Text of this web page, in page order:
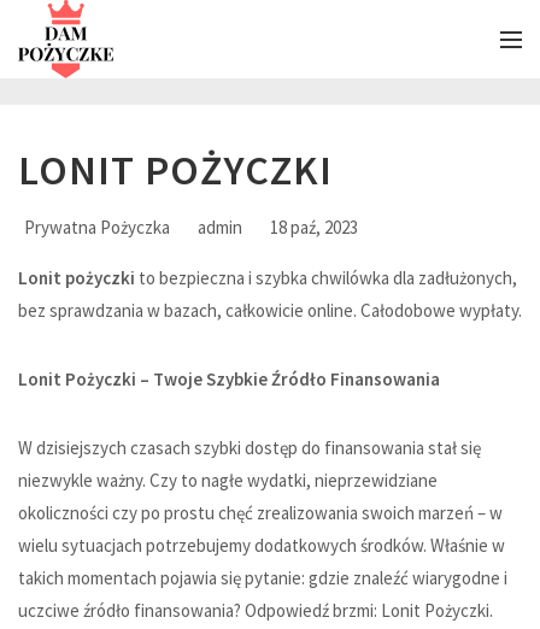
LONIT POŻYCZKI
Prywatna Pożyczka admin 18 paź, 2023
Lonit pożyczki to bezpieczna i szybka chwilówka dla zadłużonych,
bez sprawdzania w bazach, całkowicie online. Całodobowe wypłaty.
Lonit Pożyczki – Twoje Szybkie Źródło Finansowania
W dzisiejszych czasach szybki dostęp do finansowania stał się
niezwykle ważny. Czy to nagłe wydatki, nieprzewidziane
okoliczności czy po prostu chęć zrealizowania swoich marzeń – w
wielu sytuacjach potrzebujemy dodatkowych środków. Właśnie w
takich momentach pojawia się pytanie: gdzie znaleźć wiarygodne i
uczciwe źródło finansowania? Odpowiedź brzmi: Lonit Pożyczki.